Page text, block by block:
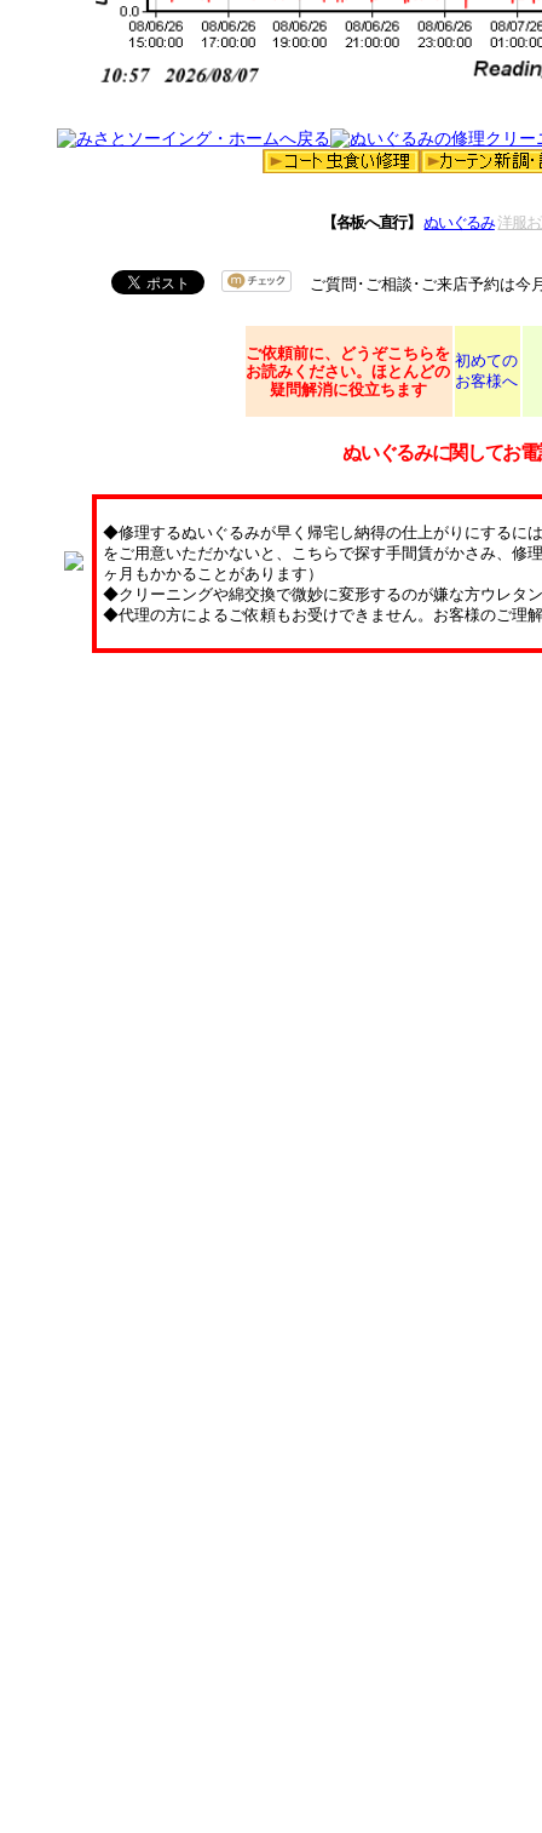
【各板へ直行】 ぬいぐるみ 洋服
ご質問･ご相談･ご来店予約は今
ご依頼前に、どうぞこちらを
お読みください。ほとんどの
疑問解消に役立ちます
初めての
お客様へ
ぬいぐるみに関してお
◆修理するぬいぐるみが早く帰宅し納得の仕上がりにするに
をご用意いただかないと、こちらで探す手間賃がかさみ、修
ヶ月もかかることがあります）
◆クリーニングや綿交換で微妙に変形するのが嫌な方ウレタ
◆代理の方によるご依頼もお受けできません。お客様のご理